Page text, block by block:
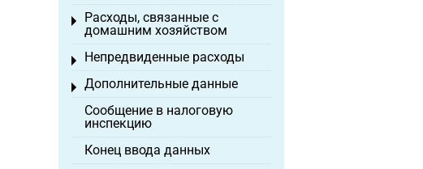
Расходы, связанные с
домашним хозяйством
Toggle menu
Непредвиденные расходы
Toggle menu
Дополнительные данные
Toggle menu
Сообщение в налоговую
инспекцию
Конец ввода данных